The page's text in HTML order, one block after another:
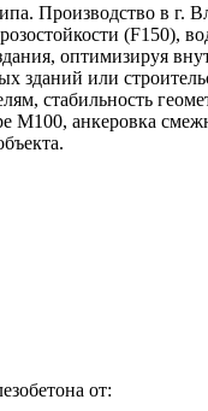
Производство в г.
(F150),
оптимизируя
зданий или
стабильность
М100, анкеровка
от: